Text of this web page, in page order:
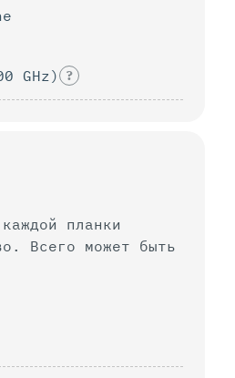
GHz) ?
планки